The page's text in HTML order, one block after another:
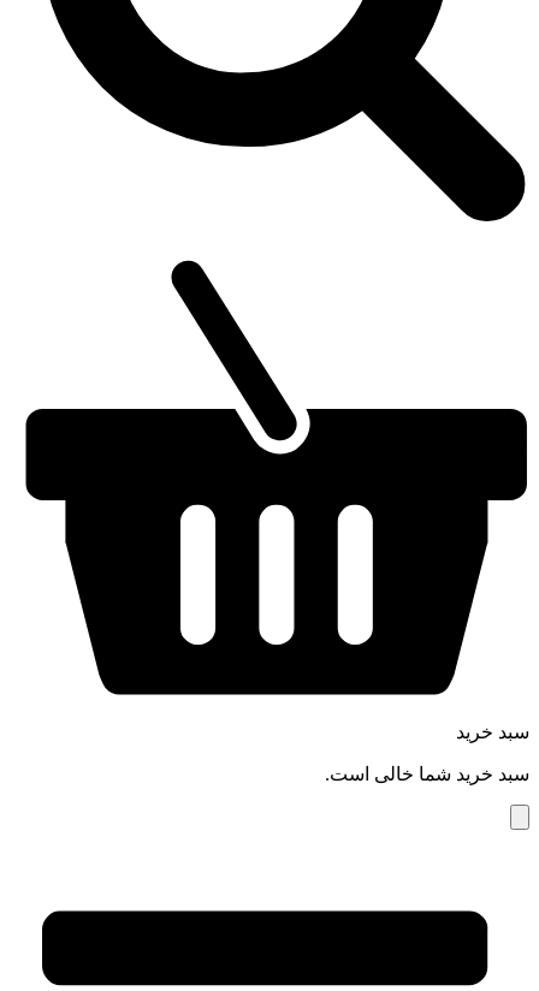
سبد خرید
سبد خرید شما خالی است.